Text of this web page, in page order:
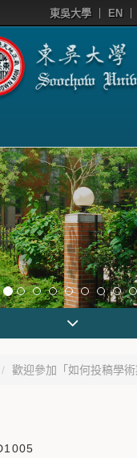
東吳大學 EN
歡迎參加「如何投稿學術